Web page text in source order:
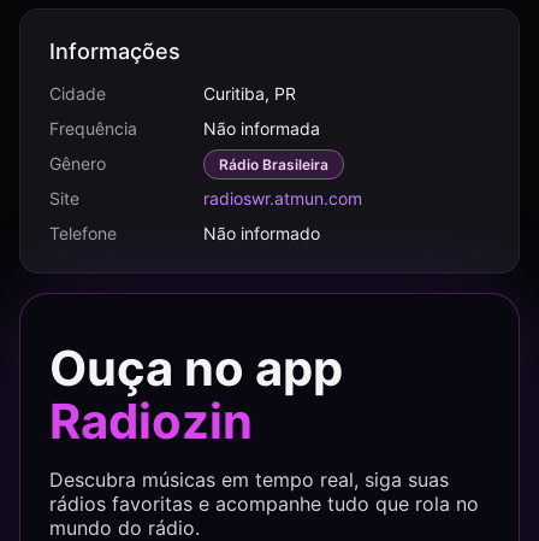
Informações
Cidade
Curitiba, PR
Frequência
Não informada
Gênero
Rádio Brasileira
Site
radioswr.atmun.com
Telefone
Não informado
Ouça no app
Radiozin
Descubra músicas em tempo real, siga suas
rádios favoritas e acompanhe tudo que rola no
mundo do rádio.